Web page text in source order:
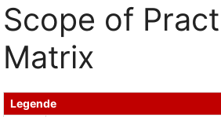
Scope of
Matrix
Legende